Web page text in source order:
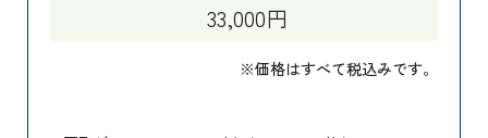
33,000円
※価格はすべて税込みです。